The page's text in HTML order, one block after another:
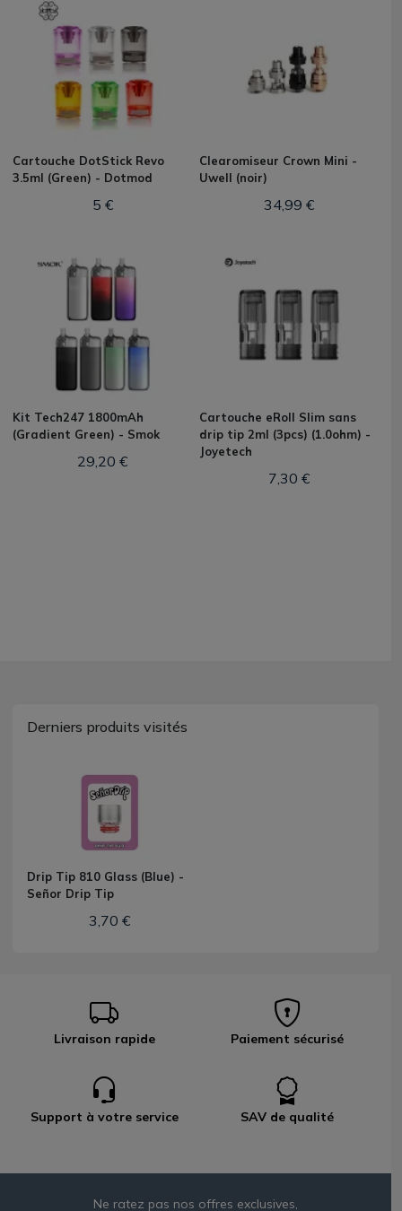
Cartouche DotStick Revo
3.5ml (Green) - Dotmod
5 €
Clearomiseur Crown Mini -
Uwell (noir)
34,99 €
Kit Tech247 1800mAh
(Gradient Green) - Smok
29,20 €
Cartouche eRoll Slim sans
drip tip 2ml (3pcs) (1.0ohm) -
Joyetech
7,30 €
Derniers produits visités
Drip Tip 810 Glass (Blue) -
Señor Drip Tip
3,70 €
Livraison rapide Paiement sécurisé
Support à votre service SAV de qualité
Ne ratez pas nos offres exclusives,